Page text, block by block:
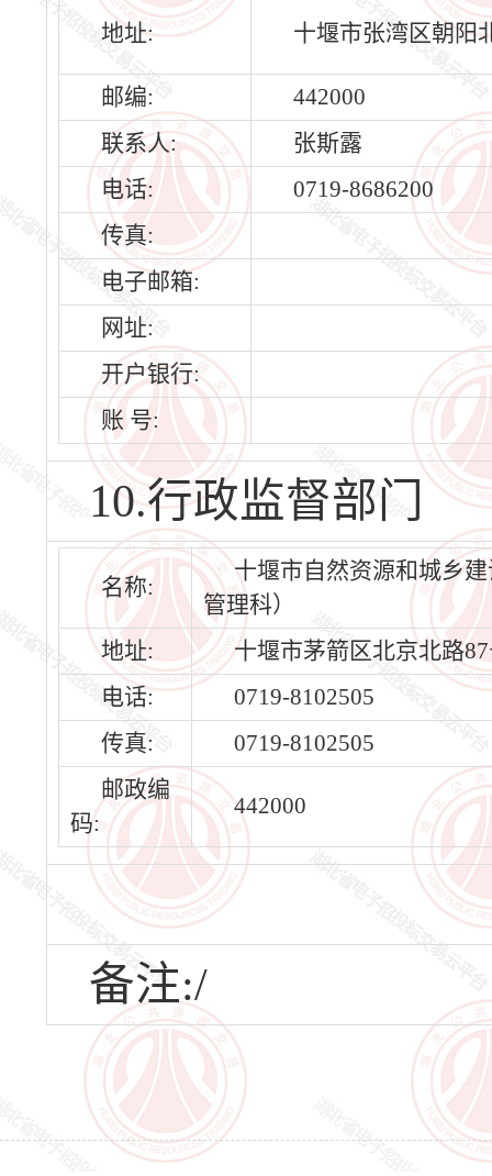
地址: 十堰市张湾区朝阳
邮编:
442000
联系人:
张斯露
电话:
0719-8686200
传真:
电子邮箱:
网址:
开户银行:
账 号:
10.行政监督部门
名称:
十堰市自然资源和城乡
管理科）
地址:
十堰市茅箭区北京北路
电话:
0719-8102505
传真:
0719-8102505
邮政编
码:
442000
备注:/